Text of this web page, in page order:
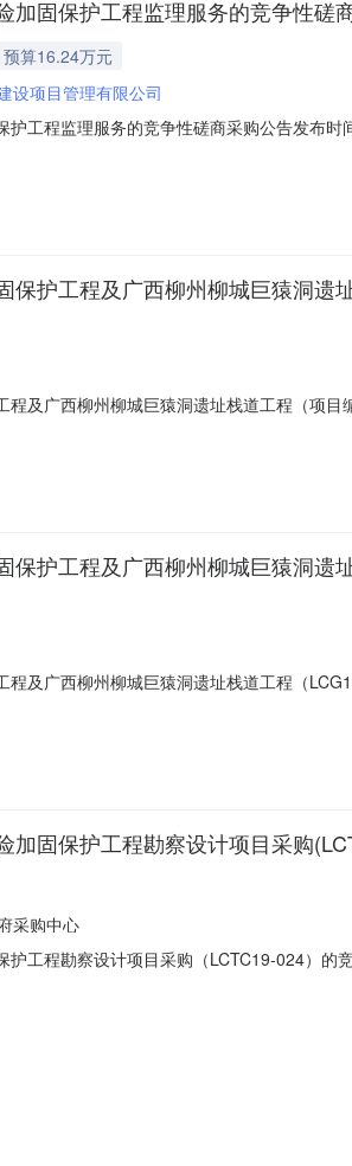
加固保护工程监理服务的竞争性磋
预算16.24万元
设项目管理有限公司
工程监理服务的竞争性磋商采购公告发布
政府采购竞争性磋商采购方式管理暂行办法
护工程及广西柳州柳城巨猿洞遗
及广西柳州柳城巨猿洞遗址栈道工程（项
03日评审专家名单周勤、陈玥、叶国文、但
护工程及广西柳州柳城巨猿洞遗
及广西柳州柳城巨猿洞遗址栈道工程（
招标投标法》等规定，现就柳城县文物管理
固保护工程勘察设计项目采购
采购中心
工程勘察设计项目采购（LCTC19-024）
国政府采购法实施条例》、《政府采购竞争